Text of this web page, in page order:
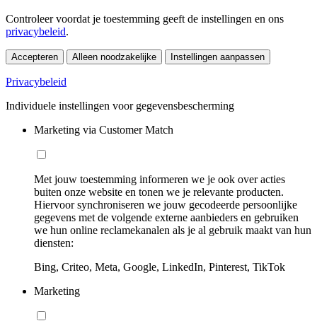
Controleer voordat je toestemming geeft de instellingen en ons
privacybeleid.
Accepteren Alleen noodzakelijke Instellingen aanpassen
Privacybeleid
Individuele instellingen voor gegevensbescherming
Marketing via Customer Match
Met jouw toestemming informeren we je ook over acties
buiten onze website en tonen we je relevante producten.
Hiervoor synchroniseren we jouw gecodeerde persoonlijke
gegevens met de volgende externe aanbieders en gebruiken
we hun online reclamekanalen als je al gebruik maakt van hun
diensten:
Bing, Criteo, Meta, Google, LinkedIn, Pinterest, TikTok
Marketing